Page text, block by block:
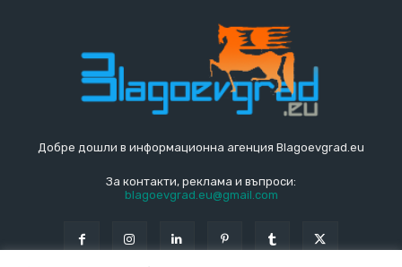
Добре дошли в информационна агенция Blagoevgrad.eu
За контакти, реклама и въпроси:
blagoevgrad.eu@gmail.com